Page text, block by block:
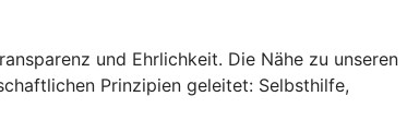
und Ehrlichkeit. Die Nähe zu unseren
Prinzipien geleitet: Selbsthilfe,